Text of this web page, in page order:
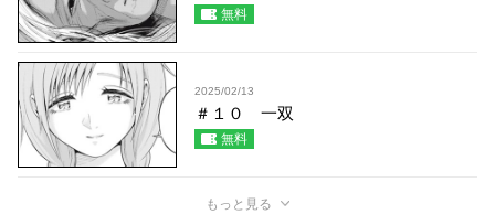
無料
2025/02/13
＃１０ 一双
無料
もっと見る